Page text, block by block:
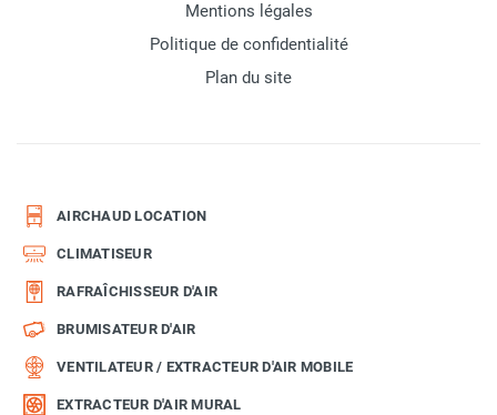
Mentions légales
Politique de confidentialité
Plan du site
AIRCHAUD LOCATION
CLIMATISEUR
RAFRAÎCHISSEUR D'AIR
BRUMISATEUR D'AIR
VENTILATEUR / EXTRACTEUR D'AIR MOBILE
EXTRACTEUR D'AIR MURAL